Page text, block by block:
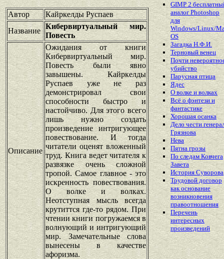
Автор
Кайркелды Руспаев
Название
Кибервиртуальный мир.
Повесть
Описание
Ожидания от книги
Кибервиртуальный мир.
Повесть были явно
завышены. Кайркелды
Руспаев уже не раз
демонстрировал свои
способности быстро и
настойчиво. Для этого всего
лишь нужно создать
произведение интригующее
повествование. И тогда
читатели оценят вложенный
труд. Книга ведет читателя к
развязке очень сложной
тропой. Самое главное - это
искренность повествования.
О волке и волках.
Неотступная мысль всегда
крутиттся где-то рядом. При
чтении книги погружаемся в
волнующий и интригующий
мир. Замечательные слова
вынесены в качестве
афоризма.
GIMP 2
аналог Photoshop
для
Windows/Linux/
OS
Загадка Н.Ф.И.
Терновый венец
Почти
убийство
Парусная птица
Ядес
О волке и волках
Всё о фэнтези и
фантастике
Хорошая осанка
Дело чести
Грязнова
Нева
Пятна грозы
По следам Ковчега
Завета
История Суворова
Трудовой договор
как основание
возникновения
правоотношения
Перечень
интересных
произведений